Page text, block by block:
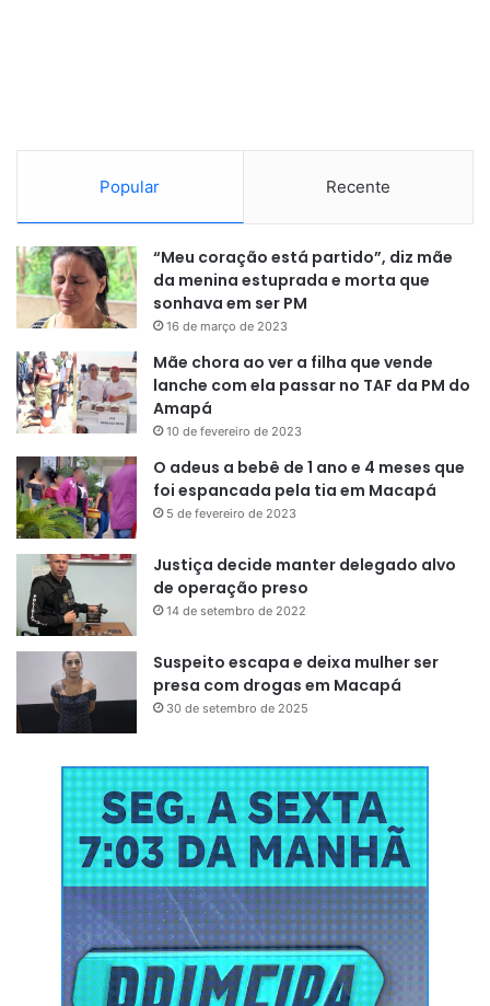
Ronaldo Entringe, Delegacia de Homicídios
Após a prisão e confissão, o algoz foi encaminhado para a
Delegacia Especializada em Crimes Contra a Mulher
(DECCM), juntamente com o vizinho, que também deverá
responder criminalmente por envolvimento na morte da
custódia ainda nesta quinta-feira. A polícia deverá revelar
novos detalhes no decorrer do dia.
Popular Recente
“Meu coração está partido”, diz mãe
da menina estuprada e morta que
sonhava em ser PM
16 de março de 2023
Mãe chora ao ver a filha que vende
lanche com ela passar no TAF da PM do
Amapá
10 de fevereiro de 2023
O adeus a bebê de 1 ano e 4 meses que
foi espancada pela tia em Macapá
5 de fevereiro de 2023
Justiça decide manter delegado alvo
de operação preso
14 de setembro de 2022
Suspeito escapa e deixa mulher ser
presa com drogas em Macapá
30 de setembro de 2025